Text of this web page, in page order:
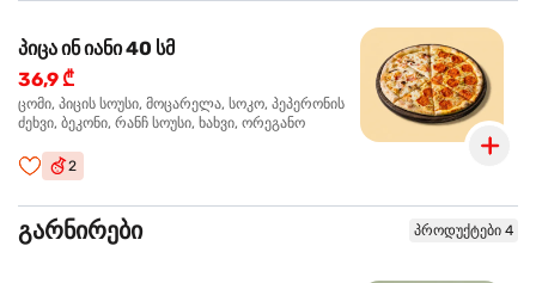
პიცა ინ იანი 40 სმ
36,9 ₾
ცომი, პიცის სოუსი, მოცარელა, სოკო, პეპერონის
ძეხვი, ბეკონი, რანჩ სოუსი, ხახვი, ორეგანო
2
გარნირები პროდუქტები 4